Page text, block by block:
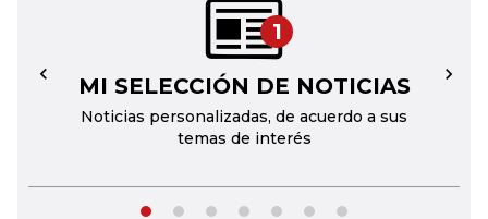
1
MI SELECCIÓN DE NOTICIAS
Noticias personalizadas, de acuerdo a sus
temas de interés
← →